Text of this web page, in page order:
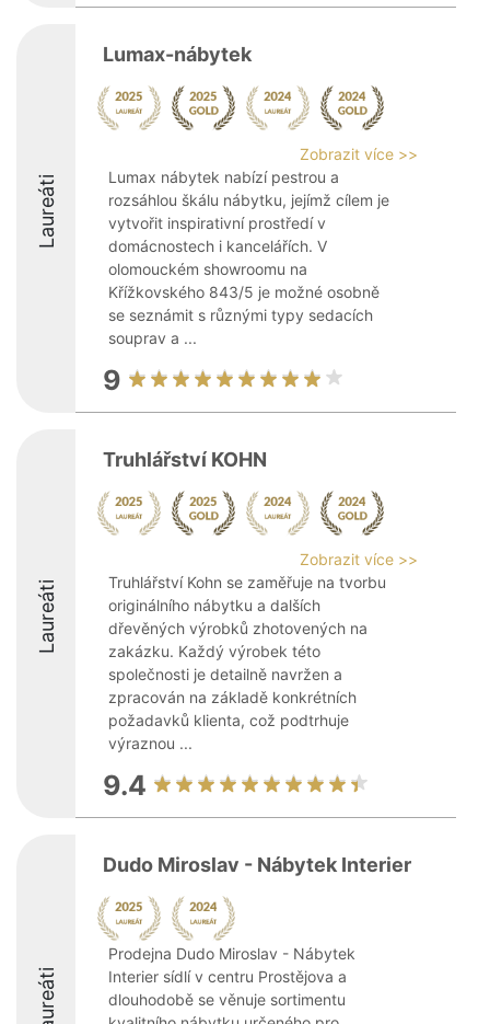
Laureáti
Lumax-nábytek
Zobrazit více >>
Lumax nábytek nabízí pestrou a
rozsáhlou škálu nábytku, jejímž cílem je
vytvořit inspirativní prostředí v
domácnostech i kancelářích. V
olomouckém showroomu na
Křížkovského 843/5 je možné osobně
se seznámit s různými typy sedacích
souprav a ...
9
Laureáti
Truhlářství KOHN
Zobrazit více >>
Truhlářství Kohn se zaměřuje na tvorbu
originálního nábytku a dalších
dřevěných výrobků zhotovených na
zakázku. Každý výrobek této
společnosti je detailně navržen a
zpracován na základě konkrétních
požadavků klienta, což podtrhuje
výraznou ...
9.4
Laureáti
Dudo Miroslav - Nábytek Interier
Prodejna Dudo Miroslav - Nábytek
Interier sídlí v centru Prostějova a
dlouhodobě se věnuje sortimentu